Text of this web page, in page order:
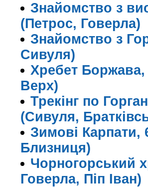
Знайомство з
(Петрос, Говерла)
Знайомство з
Сивуля)
Хребет
Верх)
Трекінг по
(Сивуля,
Зимові Карпати,
Близниця)
Чорногорський
Говерла, Піп Іван)